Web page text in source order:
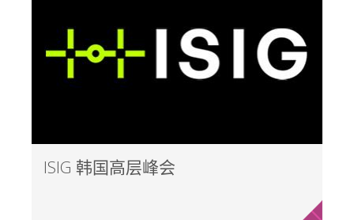
ISIG 韩国高层峰会